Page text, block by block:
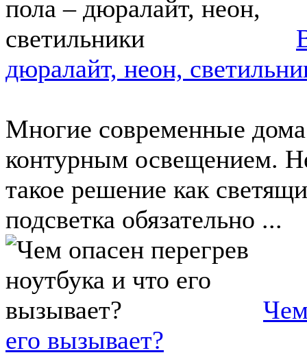
дюралайт, неон,
Многие современные
контурным освещением.
такое решение как
подсветка обязательно ...
его вызывает?